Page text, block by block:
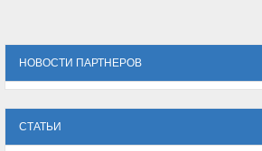
НОВОСТИ ПАРТНЕРОВ
СТАТЬИ